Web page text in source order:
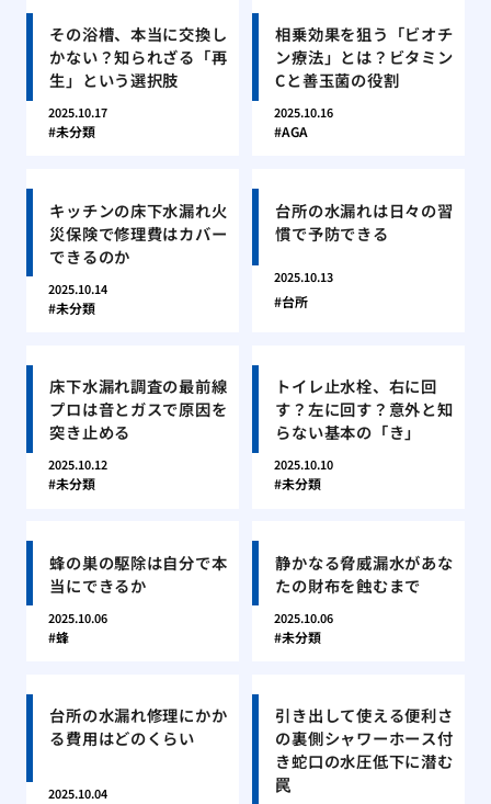
その浴槽、本当に交換し
かない？知られざる「再
生」という選択肢
2025.10.17
未分類
相乗効果を狙う「ビオチ
ン療法」とは？ビタミン
Cと善玉菌の役割
2025.10.16
AGA
キッチンの床下水漏れ火
災保険で修理費はカバー
できるのか
2025.10.14
未分類
台所の水漏れは日々の習
慣で予防できる
2025.10.13
台所
床下水漏れ調査の最前線
プロは音とガスで原因を
突き止める
2025.10.12
未分類
トイレ止水栓、右に回
す？左に回す？意外と知
らない基本の「き」
2025.10.10
未分類
蜂の巣の駆除は自分で本
当にできるか
2025.10.06
蜂
静かなる脅威漏水があな
たの財布を蝕むまで
2025.10.06
未分類
台所の水漏れ修理にかか
る費用はどのくらい
2025.10.04
引き出して使える便利さ
の裏側シャワーホース付
き蛇口の水圧低下に潜む
罠